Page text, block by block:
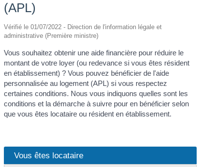
(APL)
Vérifié le 01/07/2022 - Direction de l'information légale et
administrative (Première ministre)
Vous souhaitez obtenir une aide financière pour réduire le
montant de votre loyer (ou redevance si vous êtes résident
en établissement) ? Vous pouvez bénéficier de l'aide
personnalisée au logement (APL) si vous respectez
certaines conditions. Nous vous indiquons quelles sont les
conditions et la démarche à suivre pour en bénéficier selon
que vous êtes locataire ou résident en établissement.
Vous êtes locataire